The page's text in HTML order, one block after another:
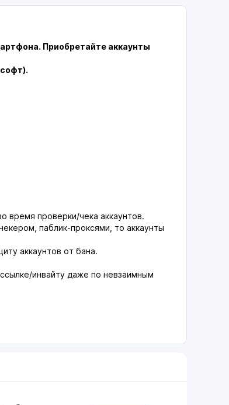
Приобретайте аккаунты
время проверки/чека аккаунтов.
паблик-проксями, то аккаунты
аккаунтов от бана.
инвайту даже по невзаимным